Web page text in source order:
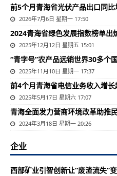
前5个月青海省光伏产品出口同
2026年7月6日 星期一 17:50
2024青海省绿色发展指数榜单出
2025年12月12日 星期五 15:01
“青字号”农产品远销世界30多个
2025年11月10日 星期一 17:37
前4个月青海省电信业务收入增
2025年5月17日 星期六 17:07
青海全面发力营商环境改革助推
2024年3月18日 星期一 20:26
企业
西部矿业引智创新让“废渣流失”